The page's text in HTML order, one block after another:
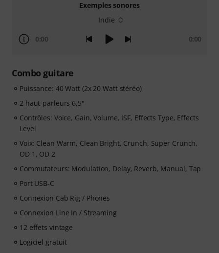
Exemples sonores
Indie
0:00 0:00
Combo guitare
Puissance: 40 Watt (2x 20 Watt stéréo)
2 haut-parleurs 6,5"
Contrôles: Voice, Gain, Volume, ISF, Effects Type, Effects
Level
Voix: Clean Warm, Clean Bright, Crunch, Super Crunch,
OD 1, OD 2
Commutateurs: Modulation, Delay, Reverb, Manual, Tap
Port USB-C
Connexion Cab Rig / Phones
Connexion Line In / Streaming
12 effets vintage
Logiciel gratuit